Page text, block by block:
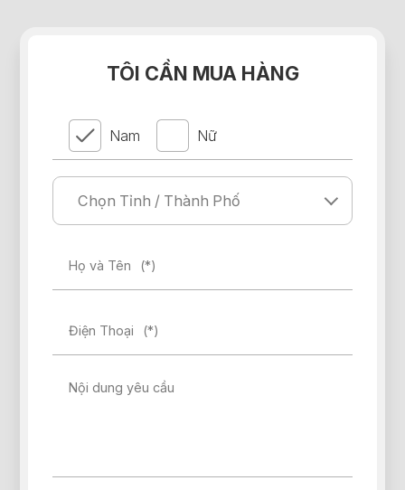
TÔI CẦN MUA HÀNG
Nam Nữ
Họ và Tên (*)
Điện Thoại (*)
Nội dung yêu cầu
Quên mật khẩu?